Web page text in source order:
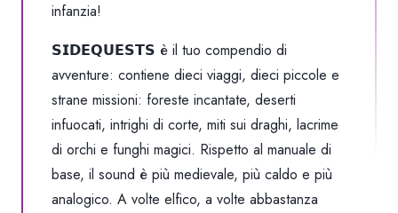
infanzia!
𝗦𝗜𝗗𝗘𝗤𝗨𝗘𝗦𝗧𝗦 è il tuo compendio di
avventure: contiene dieci viaggi, dieci piccole e
strane missioni: foreste incantate, deserti
infuocati, intrighi di corte, miti sui draghi, lacrime
di orchi e funghi magici. Rispetto al manuale di
base, il sound è più medievale, più caldo e più
analogico. A volte elfico, a volte abbastanza